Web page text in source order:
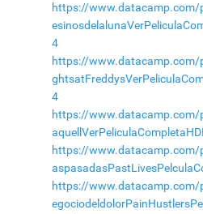
https://www.datacamp.com/
4
https://www.datacamp.com/
4
https://www.datacamp.com/
https://www.datacamp.com/
https://www.datacamp.com/